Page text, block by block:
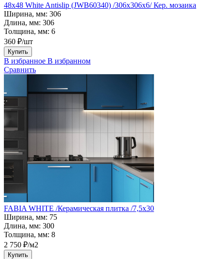
48x48 White Antislip (JWB60340) /306х306х6/ Кер. мозаика
Ширина, мм: 306
Длина, мм: 306
Толщина, мм: 6
360 ₽/шт
Купить
В избранное В избранном
Сравнить
FABIA WHITE /Керамическая плитка /7,5x30
Ширина, мм: 75
Длина, мм: 300
Толщина, мм: 8
2 750 ₽/м2
Купить